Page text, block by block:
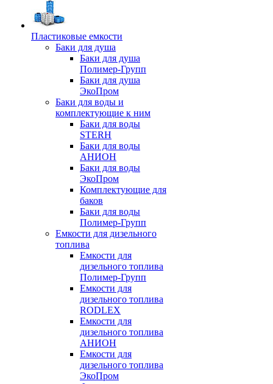
Пластиковые емкости
Баки для душа
Баки для душа
Полимер-Групп
Баки для душа
ЭкоПром
Баки для воды и
комплектующие к ним
Баки для воды
STERH
Баки для воды
АНИОН
Баки для воды
ЭкоПром
Комплектующие для
баков
Баки для воды
Полимер-Групп
Емкости для дизельного
топлива
Емкости для
дизельного топлива
Полимер-Групп
Емкости для
дизельного топлива
RODLEX
Емкости для
дизельного топлива
АНИОН
Емкости для
дизельного топлива
ЭкоПром